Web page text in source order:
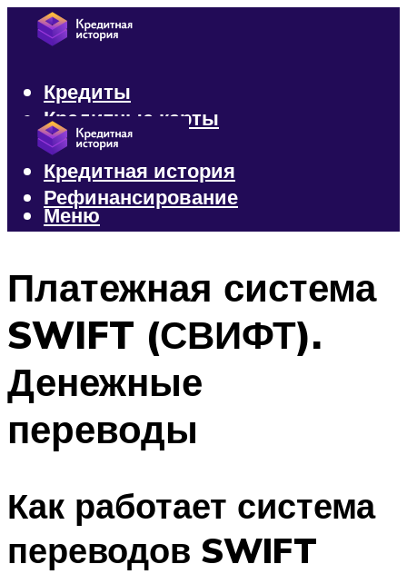
Кредиты
Кредитные карты
Микрозаймы
Кредитная история
Рефинансирование
Меню
Платежная система
SWIFT (СВИФТ).
Денежные
переводы
Как работает система
переводов SWIFT